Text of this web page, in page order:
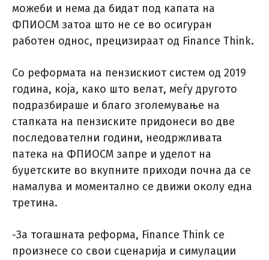
можеби и нема да бидат под капата на
ФПИОСМ затоа што не се во осигуран
работен однос, прецизираат од Finance Think.
Со реформата на пензискиот систем од 2019
година, која, како што велат, меѓу другото
подразбираше и благо зголемување на
стапката на пензиските придонеси во две
последователни години, неодржливата
патека на ФПИОСМ запре и уделот на
буџетските во вкупните приходи почна да се
намалува и моментално се движи околу една
третина.
-За тогашната реформа, Finance Think се
произнесе со свои сценарија и симулации